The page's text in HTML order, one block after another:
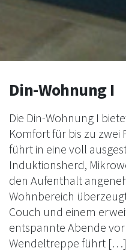
Din-Wohnung I
Die Din-Wohnung I
Komfort für bis zu zwei
führt in eine voll
Induktionsherd,
den Aufenthalt
Wohnbereich
Couch und einem
entspannte Abende
Wendeltreppe führt […]